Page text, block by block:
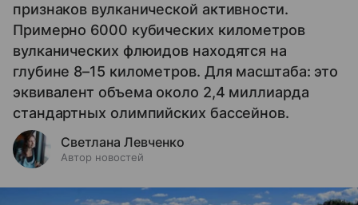
признаков вулканической активности.
Примерно 6000 кубических километров
вулканических флюидов находятся на
глубине 8–15 километров. Для масштаба: это
эквивалент объема около 2,4 миллиарда
стандартных олимпийских бассейнов.
Светлана Левченко
Автор новостей